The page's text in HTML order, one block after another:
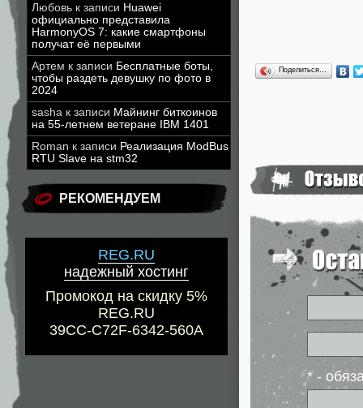
Любовь к записи Huawei
официально представила
HarmonyOS 7: какие смартфоны
получат её первыми
Артем к записи Бесплатные боты,
чтобы раздеть девушку по фото в
2024
sasha к записи Майнинг биткоинов
на 55-летнем ветеране IBM 1401
Roman к записи Реализация ModBus
RTU Slave на stm32
РЕКОМЕНДУЕМ
REG.RU
надежный хостинг
Промокод на скидку 5%
REG.RU
39CC-C72F-6342-560A
Поделиться…
* -